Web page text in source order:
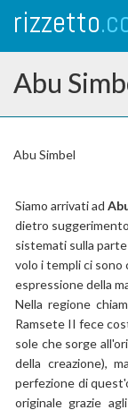
rizzetto
Abu
Abu Simbel
Siamo arrivati ad
dietro
sistemati sulla
volo i templi ci sono
espressione della
Nella regione
Ramsete II fece
sole che sorge
della creazione),
perfezione di
originale grazie